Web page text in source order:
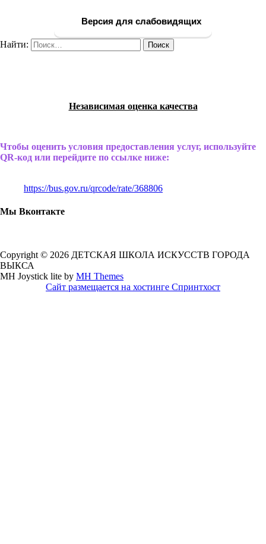
Версия для слабовидящих
Найти:
Независимая оценка качества
Чтобы оценить условия предоставления услуг, используйте
QR-код или перейдите по ссылке ниже:
https://bus.gov.ru/qrcode/rate/368806
Мы Вконтакте
Copyright © 2026 ДЕТСКАЯ ШКОЛА ИСКУССТВ ГОРОДА
ВЫКСА
MH Joystick lite by MH Themes
Сайт размещается на хостинге Спринтхост